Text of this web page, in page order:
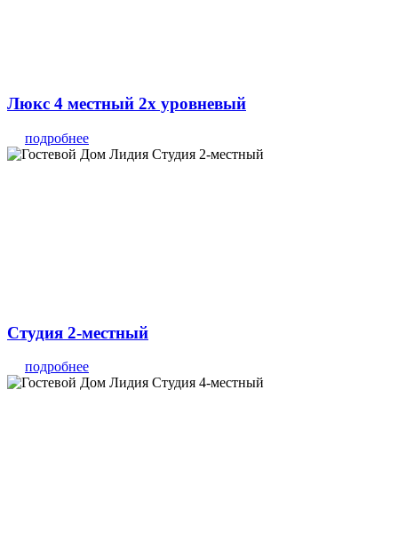
Люкс 4 местный 2х уровневый
подробнее
Студия 2-местный
подробнее